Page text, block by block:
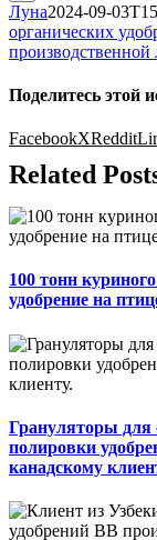
Луна2024-09-
органических
производственной
Поделитесь этой
FacebookXReddit
Related
100 тонн
удобрение на
Грануляторы для
полировки
канадскому